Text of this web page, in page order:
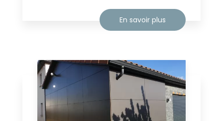
En savoir plus